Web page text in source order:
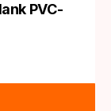
PVC-